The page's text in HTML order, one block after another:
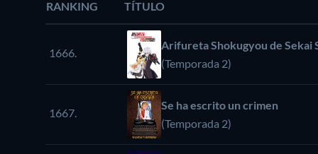
RANKING TÍTULO
1666.
Arifureta Shokugyou de Sekai
(Temporada 2)
1667.
Se ha escrito un crimen
(Temporada 2)